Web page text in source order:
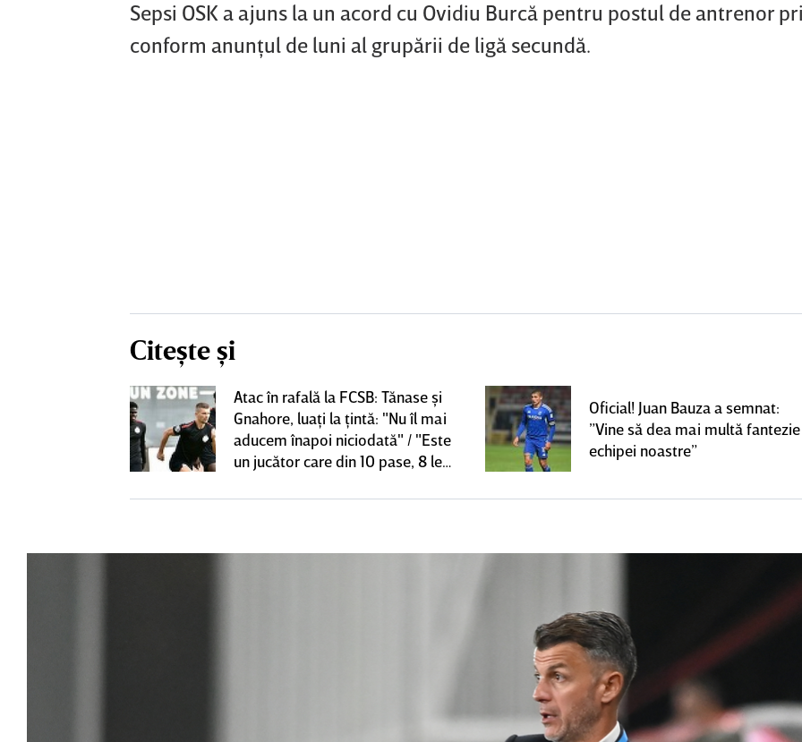
Sepsi OSK a ajuns la un acord cu Ovidiu Burcă pentru postul de antrenor
conform anunţul de luni al grupării de ligă secundă.
Citește și
Atac în rafală la FCSB: Tănase şi
Gnahore, luaţi la ţintă: "Nu îl mai
aducem înapoi niciodată" / "Este
un jucător care din 10 pase, 8 le
Oficial! Juan Bauza a semnat:
”Vine să dea mai multă fantezie
echipei noastre”